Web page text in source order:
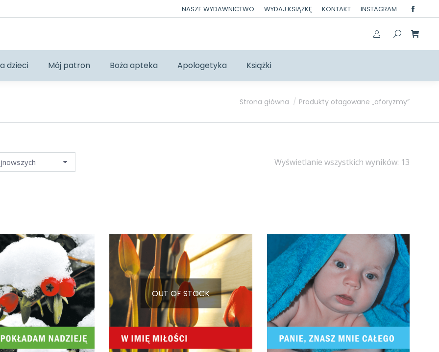
NASZE WYDAWNICTWO WYDAJ KSIĄŻKĘ KONTAKT INSTAGRAM
page
opens
in
dzieci Mój patron Boża apteka Apologetyka Książki
Jesteś tutaj:
Strona główna Produkty otagowane „aforyzmy”
Wyświetlanie wszystkich wyników: 13
OUT OF STOCK